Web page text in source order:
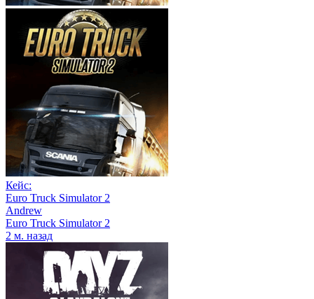
Кейс:
Euro Truck Simulator 2
Andrew
Euro Truck Simulator 2
2 м. назад